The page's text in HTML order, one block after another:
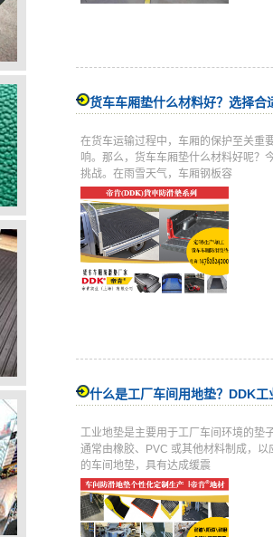
货车车厢垫什么材料好？选择
在货车运输过程中，车厢的保护至关重
响。那么，货车车厢垫什么材料好呢？
挑战。在雨雪天气，车厢钢板容
什么是工厂车间用地垫？DDK
工业地垫是主要用于工厂车间环境的垫
通常由橡胶、PVC 或其他材料制成，
的车间地垫，具有达成缓震